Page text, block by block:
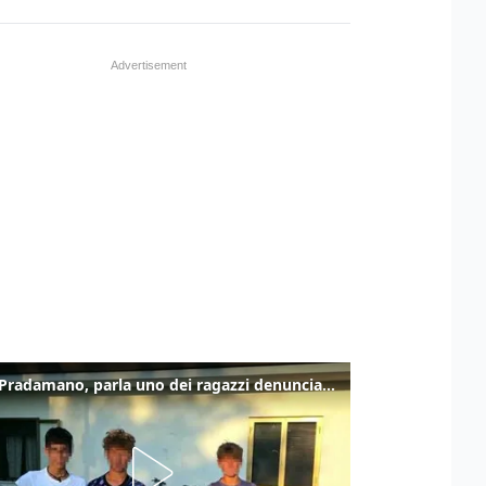
Caso Pradamano, parla uno dei ragazzi denunciati per la limonata: "Volevo anche aiutare i miei"